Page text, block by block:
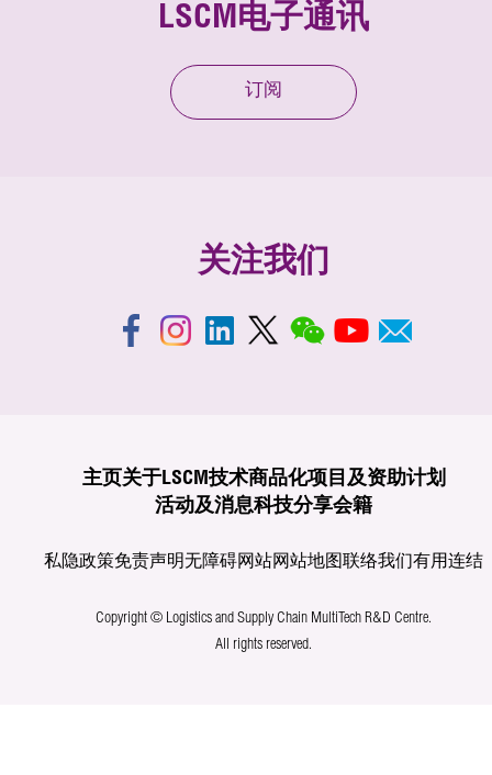
LSCM电子通讯
订阅
关注我们
主页关于LSCM技术商品化项目及资助计划
活动及消息科技分享会籍
私隐政策免责声明无障碍网站网站地图联络我们有用连结
Copyright © Logistics and Supply Chain MultiTech R&D Centre.
All rights reserved.